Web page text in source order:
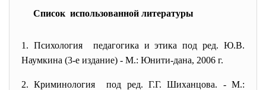
Список использованной литературы
1. Психология педагогика и этика под ред. Ю.В.
Наумкина (3-е издание) - М.: Юнити-дана, 2006 г.
2. Криминология под ред. Г.Г. Шиханцова. - М.: